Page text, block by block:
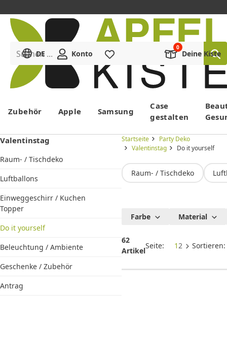
Menü
Suchen ...
DE Konto Deine Kiste
Zubehör Apple Samsung
Case
gestalten
Valentinstag
Raum- / Tischdeko
Luftballons
Einweggeschirr / Kuchen
Topper
Do it yourself
Beleuchtung / Ambiente
Geschenke / Zubehör
Antrag
Startseite
Party Deko
Valentinstag
Do it yourself
Raum- / Tischdeko
Bastel
Valentins
Geschenke
Farbe Material
62
Artikel
Seite: 12